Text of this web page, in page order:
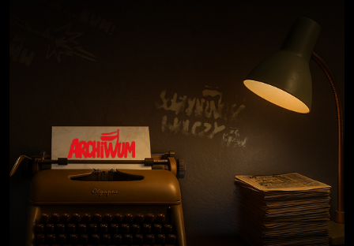
przeciwko niemieckiemu i sowieckiemu okupantowi, a
po zakończeniu wojny pozostał wierny ideałom
wolności. Poległ 28 czerwca 1946 r., a miejsce
ukrycia jego szczątków przez komunistyczny aparat
represji pozostaje do dziś nieznane.Program
uroczystości:11.00 – Msza Święta w Kościele św.
Brygidy w Gdańsku12.30 – poświęcenie
symbolicznego nagrobka na Cmentarzu
Garnizonowym w GdańskuSerdecznie zapraszamy